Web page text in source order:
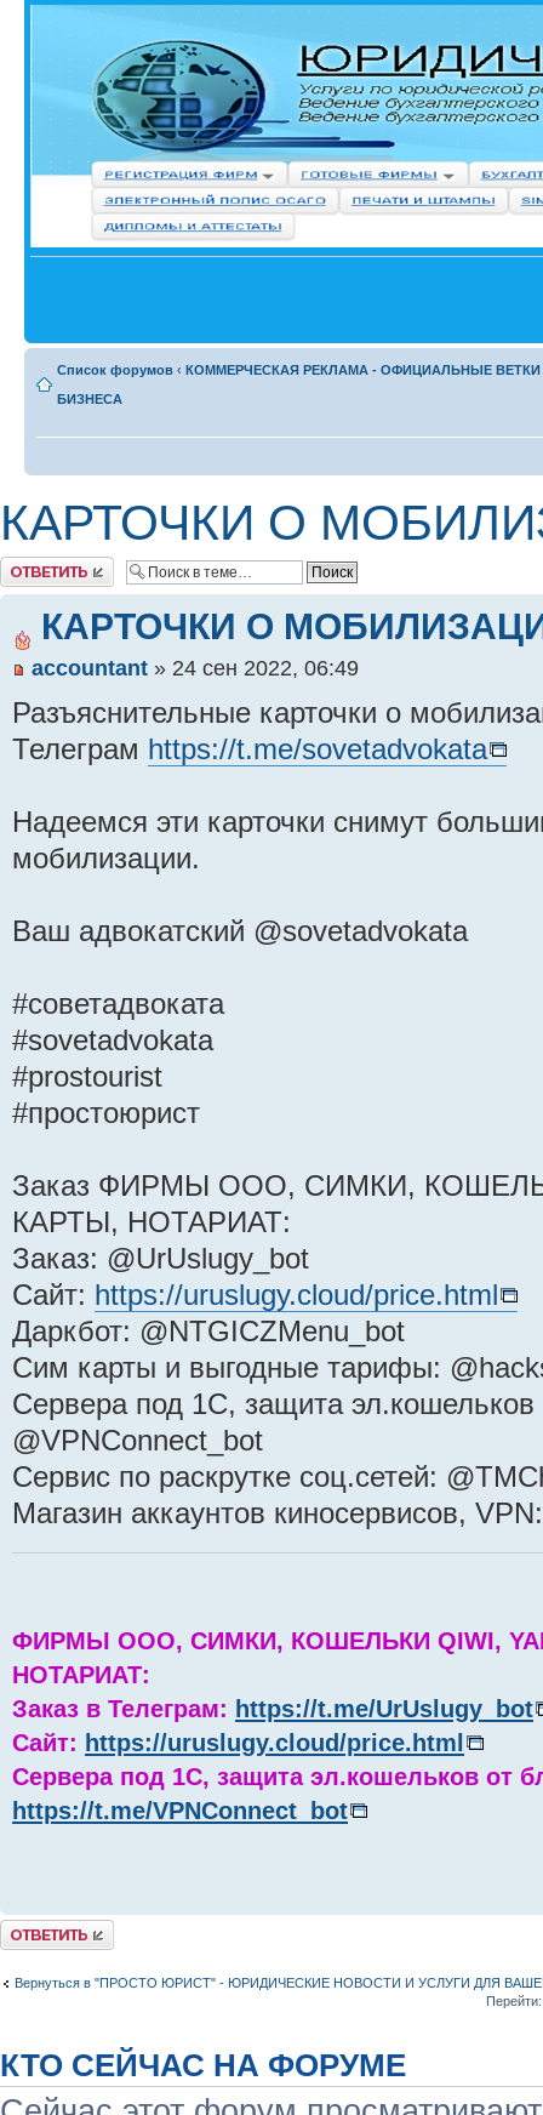
Список форумов ‹ КОММЕРЧЕСКАЯ РЕКЛАМА - ОФИЦИАЛЬНЫЕ
БИЗНЕСА
КАРТОЧКИ О
Комментировать
КАРТОЧКИ О
accountant » 24 сен 2022, 06:49
Разъяснительные карточки о
Телеграм https://t.me/sovetadvokata
Надеемся эти карточки снимут
мобилизации.
Ваш адвокатский @sovetadvokata
#советадвоката
#sovetadvokata
#prostourist
#простоюрист
Заказ ФИРМЫ ООО, СИМКИ,
КАРТЫ, НОТАРИАТ:
Заказ: @UrUslugy_bot
Сайт: https://uruslugy.cloud/price.html
Даркбот: @NTGICZMenu_bot
Сим карты и выгодные тарифы:
Сервера под 1С, защита эл.кошельков
@VPNConnect_bot
Сервис по раскрутке соц.сетей:
Магазин аккаунтов киносервисов,
ФИРМЫ ООО, СИМКИ, КОШЕЛЬКИ QIWI,
НОТАРИАТ:
Заказ в Телеграм: https://t.me/UrUslugy_bot
Сайт: https://uruslugy.cloud/price.html
Сервера под 1С, защита эл.кошельков от
https://t.me/VPNConnect_bot
Комментировать
Вернуться в "ПРОСТО ЮРИСТ" - ЮРИДИЧЕСКИЕ НОВОСТИ И УСЛУГИ ДЛЯ
Перейти:
КТО СЕЙЧАС НА ФОРУМЕ